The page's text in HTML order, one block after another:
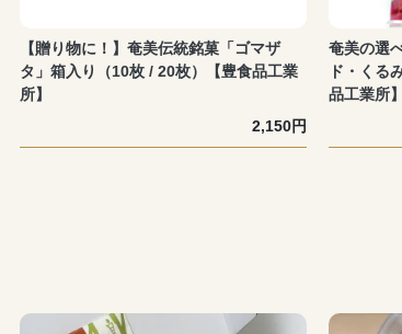
【贈り物に！】奄美伝統銘菓「ゴマザ
タ」箱入り（10枚 / 20枚）【豊食品工業
所】
2,150円
奄美の選
ド・くる
品工業所】